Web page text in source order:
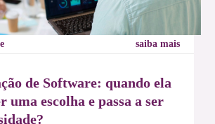
saiba mais
de Software: quando ela
uma escolha e passa a ser